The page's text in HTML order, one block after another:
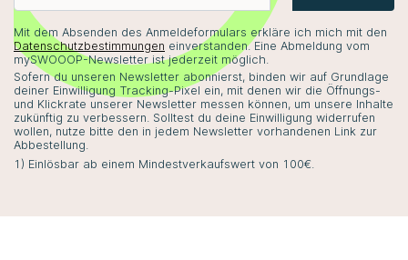
Mit dem Absenden des Anmeldeformulars erkläre ich mich mit den
Datenschutzbestimmungen einverstanden. Eine Abmeldung vom
mySWOOOP-Newsletter ist jederzeit möglich.
Sofern du unseren Newsletter abonnierst, binden wir auf Grundlage
deiner Einwilligung Tracking-Pixel ein, mit denen wir die Öffnungs-
und Klickrate unserer Newsletter messen können, um unsere Inhalte
zukünftig zu verbessern. Solltest du deine Einwilligung widerrufen
wollen, nutze bitte den in jedem Newsletter vorhandenen Link zur
Abbestellung.
1) Einlösbar ab einem Mindestverkaufswert von 100€.